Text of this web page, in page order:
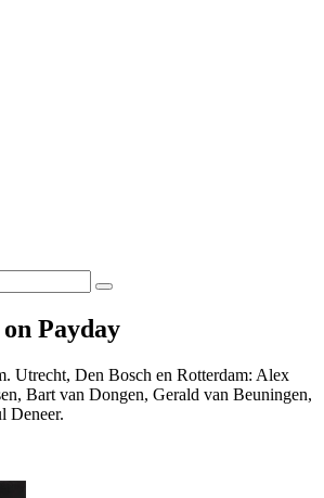
Payday
Utrecht, Den Bosch en Rotterdam: Alex
Bart van Dongen, Gerald van Beuningen,
Deneer.